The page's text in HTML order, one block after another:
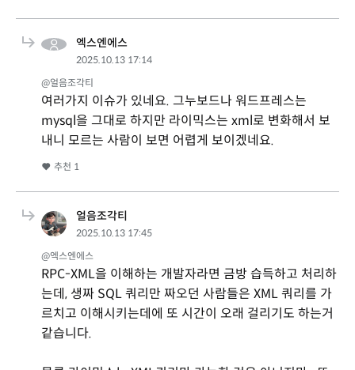
엑스엔에스
2025.10.13 17:14
@얼음조각티
여러가지 이슈가 있네요. 그누보드나 워드프레스는
mysql을 그대로 하지만 라이믹스는 xml로 변화해서 보
내니 모르는 사람이 보면 어렵게 보이겠네요.
추천 1
얼음조각티
2025.10.13 17:45
@엑스엔에스
RPC-XML을 이해하는 개발자라면 금방 습득하고 처리하
는데, 생짜 SQL 쿼리만 짜오던 사람들은 XML 쿼리를 가
르치고 이해시키는데에 또 시간이 오래 걸리기도 하는거
같습니다.